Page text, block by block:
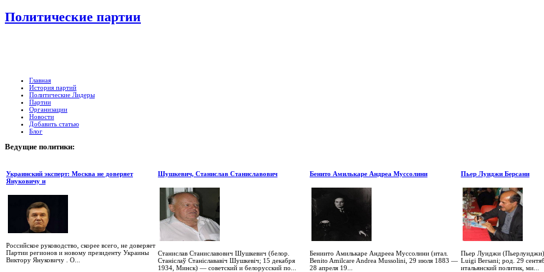
Политические партии
Главная
История партий
Политические Лидеры
Партии
Организации
Новости
Добавить статью
Блог
Ведущие политики:
Украинский эксперт: Москва не доверяет
Януковичу и
Российское руководство, скорее всего, не доверяет
Партии регионов и новому президенту Украины
Виктору Януковичу . О...
Шушкевич, Станислав Станиславович
Станислав Станиславович Шушкевич (белор.
Станіслаў Станіслававіч Шушкевіч; 15 декабря
1934, Минск) — советский и белорусский по...
Бенито Амилькаре Андреа Муссолини
Бениито Амилькаре Андрееа Муссолини (итал.
Benito Amilcare Andrea Mussolini, 29 июля 1883 —
28 апреля 19...
Пьер Луиджи Берсани
Пьер Луиджи (Пьерлуиджи)
Luigi Bersani; род. 29
итальянский политик, ми...